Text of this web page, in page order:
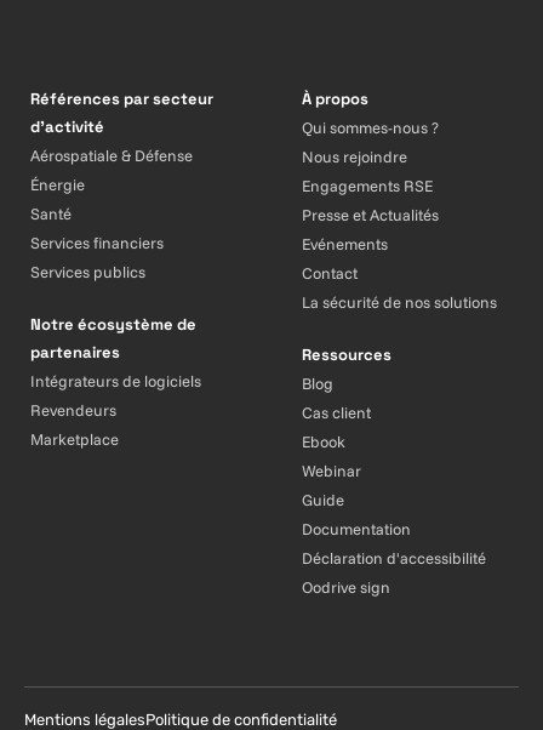
Références par secteur
d’activité
Aérospatiale & Défense
Énergie
Santé
Services financiers
Services publics
Notre écosystème de
partenaires
Intégrateurs de logiciels
Revendeurs
Marketplace
À propos
Qui sommes-nous ?
Nous rejoindre
Engagements RSE
Presse et Actualités
Evénements
Contact
La sécurité de nos solutions
Ressources
Blog
Cas client
Ebook
Webinar
Guide
Documentation
Déclaration d'accessibilité
Oodrive sign
Mentions légalesPolitique de confidentialité